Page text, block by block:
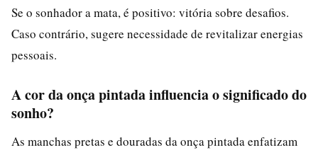
Se o sonhador a mata, é positivo: vitória sobre desafios.
Caso contrário, sugere necessidade de revitalizar energias
pessoais.
A cor da onça pintada influencia o significado do
sonho?
As manchas pretas e douradas da onça pintada enfatizam